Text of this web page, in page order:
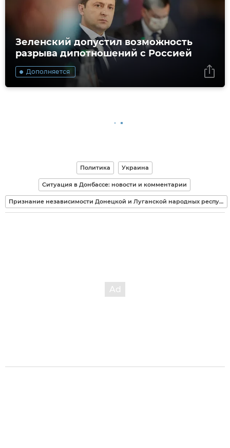
Дополняется
Зеленский допустил возможность
разрыва дипотношений с Россией
Политика Украина
Ситуация в Донбассе: новости и комментарии
Признание независимости Донецкой и Луганской народных республик